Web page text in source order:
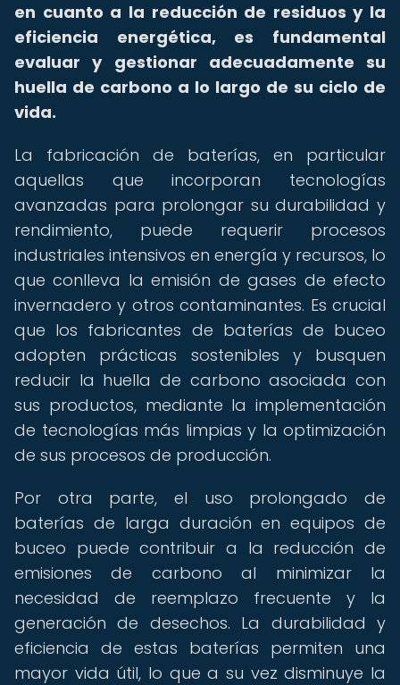
en cuanto a la reducción de residuos y la
eficiencia energética, es fundamental
evaluar y gestionar adecuadamente su
huella de carbono a lo largo de su ciclo de
vida.
La fabricación de baterías, en particular
aquellas que incorporan tecnologías
avanzadas para prolongar su durabilidad y
rendimiento, puede requerir procesos
industriales intensivos en energía y recursos, lo
que conlleva la emisión de gases de efecto
invernadero y otros contaminantes. Es crucial
que los fabricantes de baterías de buceo
adopten prácticas sostenibles y busquen
reducir la huella de carbono asociada con
sus productos, mediante la implementación
de tecnologías más limpias y la optimización
de sus procesos de producción.
Por otra parte, el uso prolongado de
baterías de larga duración en equipos de
buceo puede contribuir a la reducción de
emisiones de carbono al minimizar la
necesidad de reemplazo frecuente y la
generación de desechos. La durabilidad y
eficiencia de estas baterías permiten una
mayor vida útil, lo que a su vez disminuye la